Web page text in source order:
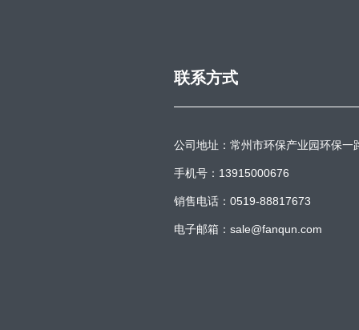
联系方式
公司地址：常州市环保产业园环保一
手机号：13915000676
销售电话：0519-88817673
电子邮箱：sale@fanqun.com